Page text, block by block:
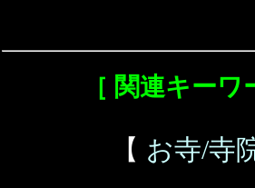
［ 関連キーワ
【 お寺/寺